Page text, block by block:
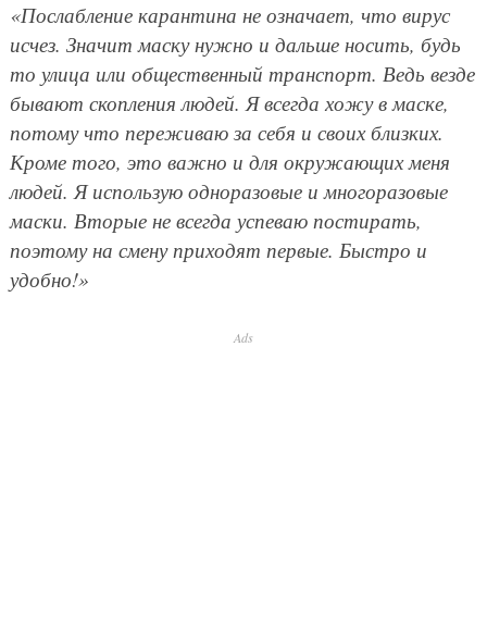
«Послабление карантина не означает, что вирус
исчез. Значит маску нужно и дальше носить, будь
то улица или общественный транспорт. Ведь везде
бывают скопления людей. Я всегда хожу в маске,
потому что переживаю за себя и своих близких.
Кроме того, это важно и для окружающих меня
людей. Я использую одноразовые и многоразовые
маски. Вторые не всегда успеваю постирать,
поэтому на смену приходят первые. Быстро и
удобно!»
Ads